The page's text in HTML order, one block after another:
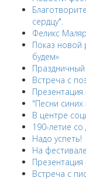
сердцу".
Феликс
Показ новой
будем»
Встреча с
Презентация
"Песни синих
В центре
190-летие
Надо успеть!
На
Встреча с